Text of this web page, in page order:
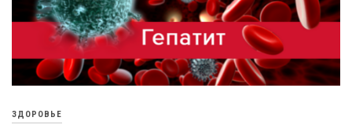
ЗДОРОВЬЕ